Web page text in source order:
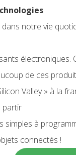
dans notre vie
électroniques.
de ces
Valley » à la
partir
simples à
connectés !